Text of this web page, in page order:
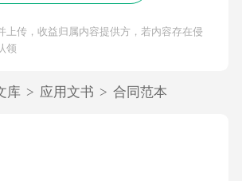
上传，收益归属内容提供方，若内容存在侵
领
库 > 应用文书 > 合同范本